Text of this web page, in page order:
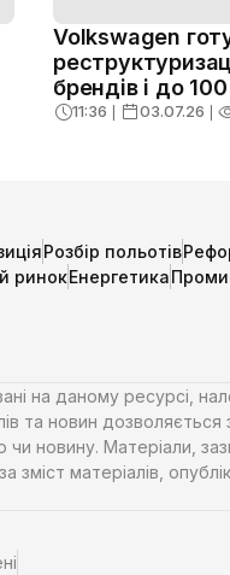
Volkswagen
брендів і до
11:36 ❘ 03.07.26 ❘
Розбір польотів
ринокЕнергетика
на даному ресурсі,
та новин
новину. Матеріали,
зміст матеріалів,